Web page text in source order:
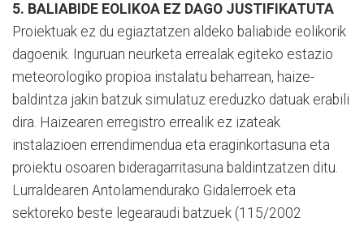
5. BALIABIDE EOLIKOA EZ DAGO JUSTIFIKATUTA
Proiektuak ez du egiaztatzen aldeko baliabide eolikorik
dagoenik. Inguruan neurketa errealak egiteko estazio
meteorologiko propioa instalatu beharrean, haize-
baldintza jakin batzuk simulatuz ereduzko datuak erabili
dira. Haizearen erregistro errealik ez izateak
instalazioen errendimendua eta eraginkortasuna eta
proiektu osoaren bideragarritasuna baldintzatzen ditu.
Lurraldearen Antolamendurako Gidalerroek eta
sektoreko beste legearaudi batzuek (115/2002